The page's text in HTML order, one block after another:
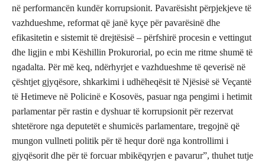
në performancën kundër korrupsionit. Pavarësisht përpjekjeve të
vazhdueshme, reformat që janë kyçe për pavarësinë dhe
efikasitetin e sistemit të drejtësisë – përfshirë procesin e vettingut
dhe ligjin e mbi Këshillin Prokurorial, po ecin me ritme shumë të
ngadalta. Për më keq, ndërhyrjet e vazhdueshme të qeverisë në
çështjet gjyqësore, shkarkimi i udhëheqësit të Njësisë së Veçantë
të Hetimeve në Policinë e Kosovës, pasuar nga pengimi i hetimit
parlamentar për rastin e dyshuar të korrupsionit për rezervat
shtetërore nga deputetët e shumicës parlamentare, tregojnë që
mungon vullneti politik për të hequr dorë nga kontrollimi i
gjyqësorit dhe për të forcuar mbikëqyrjen e pavarur”, thuhet tutje